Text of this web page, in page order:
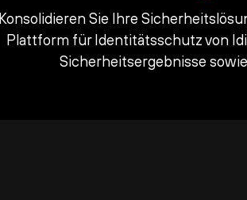
Konsolidieren Sie Ihre
Plattform für Identitätsschutz von
Sicherheitsergebnisse